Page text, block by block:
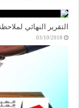
التقرير النهائي لملاحظة
03/10/2018